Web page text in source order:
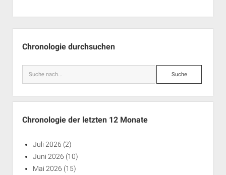
Chronologie durchsuchen
Suche
Chronologie der letzten 12 Monate
Juli 2026 (2)
Juni 2026 (10)
Mai 2026 (15)